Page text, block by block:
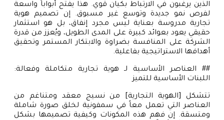
الذين يرغبون في الارتباط بكيان قوي. هذا يفتح أبواباً واسعة
لفرص نمو جديدة وتوسع غير مسبوق. إن تصميم هوية
تجارية مدروسة بعناية ليس مجرد إنفاق، بل هو استثمار
حقيقي يعود بعوائد كبيرة على المدى الطويل، ويُعزز من قدرة
الشركة على المنافسة بضراوة والابتكار المستمر وتحقيق
أهدافها الاستراتيجية بفاعلية.
## العناصر الأساسية لـ هوية تجارية متكاملة وفعالة:
اللبنات الأساسية للتميز
تتشكل [الهوية التجارية] من نسيج معقد ومتناغم من
العناصر التي تعمل معاً في سمفونية لخلق صورة شاملة
ومتسقة. إن فهم هذه المكونات وكيفية تصميمها بشكل